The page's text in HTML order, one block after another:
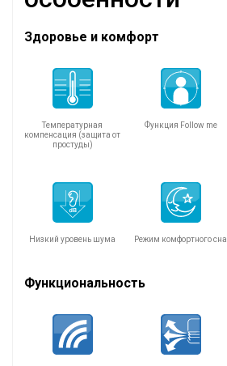
Здоровье и комфорт
Температурная
компенсация (защита от
простуды)
Функция Follow me
Низкий уровень шума Режим комфортного сна
Функциональность